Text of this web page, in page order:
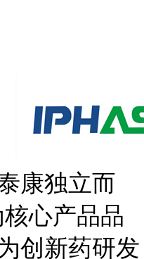
康独立而
核心产品品
创新药研发